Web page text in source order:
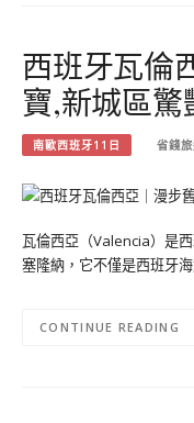
西班牙瓦倫
寶,新城區
南歐西班牙11日 省錢
瓦倫西亞（Valencia）是
塞隆納，它不僅是西班牙
CONTINUE READING